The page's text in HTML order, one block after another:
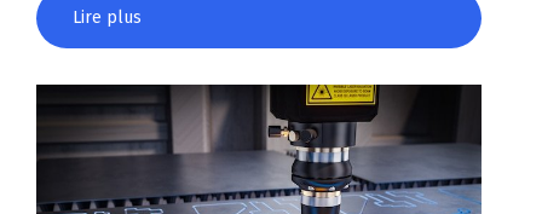
Lire plus